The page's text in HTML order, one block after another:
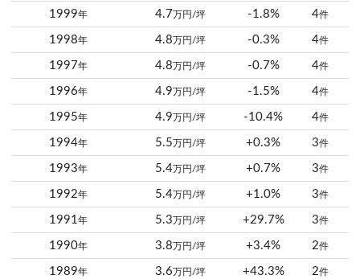
1999年 4.7 万円/坪 -1.8% 4件
1998年 4.8 万円/坪 -0.3% 4件
1997年 4.8 万円/坪 -0.7% 4件
1996年 4.9 万円/坪 -1.5% 4件
1995年 4.9 万円/坪 -10.4% 4件
1994年 5.5 万円/坪 +0.3% 3件
1993年 5.4 万円/坪 +0.7% 3件
1992年 5.4 万円/坪 +1.0% 3件
1991年 5.3 万円/坪 +29.7% 3件
1990年 3.8 万円/坪 +3.4% 2件
1989年 3.6 万円/坪 +43.3% 2件